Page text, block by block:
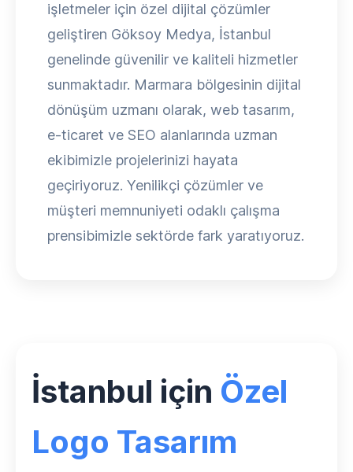
işletmeler için özel dijital çözümler
geliştiren Göksoy Medya, İstanbul
genelinde güvenilir ve kaliteli hizmetler
sunmaktadır. Marmara bölgesinin dijital
dönüşüm uzmanı olarak, web tasarım,
e-ticaret ve SEO alanlarında uzman
ekibimizle projelerinizi hayata
geçiriyoruz. Yenilikçi çözümler ve
müşteri memnuniyeti odaklı çalışma
prensibimizle sektörde fark yaratıyoruz.
İstanbul için Özel
Logo Tasarım